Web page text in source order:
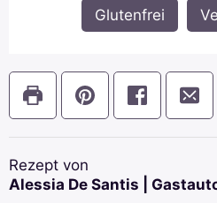
Glutenfrei
Rezept von
Alessia De Santis |